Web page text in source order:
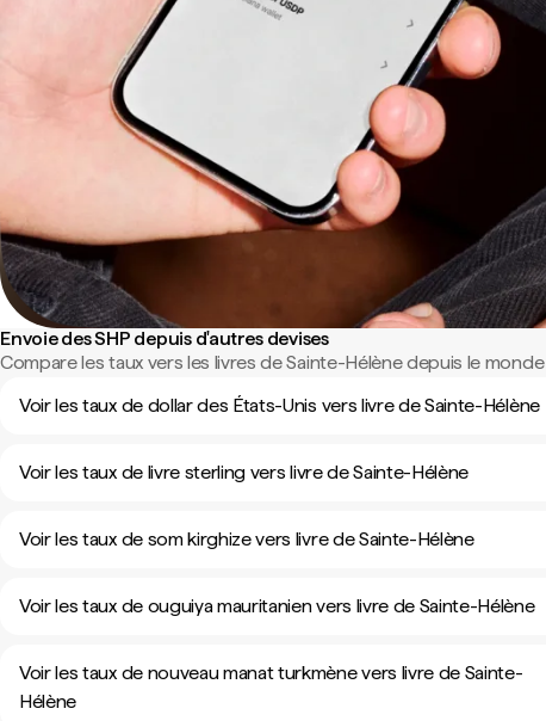
Envoie des SHP depuis d'autres devises
Compare les taux vers les livres de Sainte-Hélène depuis le
Voir les taux de dollar des États-Unis vers livre de Sainte-Hélène
Voir les taux de livre sterling vers livre de Sainte-Hélène
Voir les taux de som kirghize vers livre de Sainte-Hélène
Voir les taux de ouguiya mauritanien vers livre de Sainte-Hélène
Voir les taux de nouveau manat turkmène vers livre de Sainte-
Hélène